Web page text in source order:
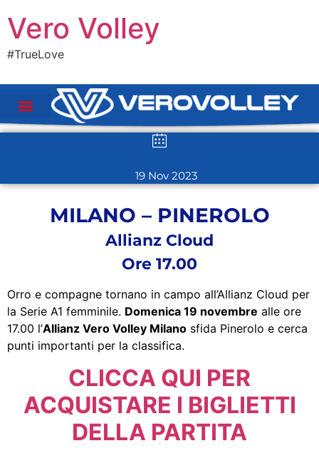
Vero Volley
#TrueLove
19 Nov 2023
MILANO – PINEROLO
Allianz Cloud
Ore 17.00
Orro e compagne tornano in campo all’Allianz Cloud per
la Serie A1 femminile. Domenica 19 novembre alle ore
17.00 l’Allianz Vero Volley Milano sfida Pinerolo e cerca
punti importanti per la classifica.
CLICCA QUI PER
ACQUISTARE I BIGLIETTI
DELLA PARTITA